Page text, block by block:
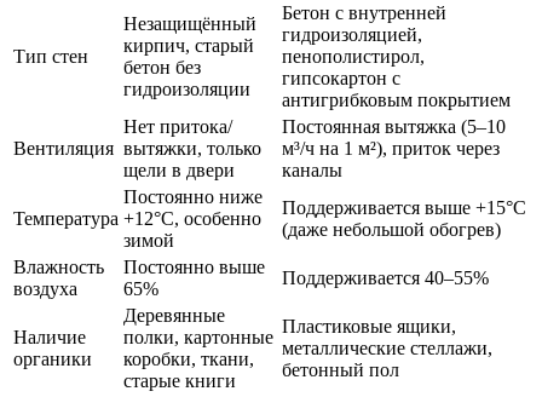
Тип стен
Незащищённый
кирпич, старый
бетон без
гидроизоляции
Бетон с внутренней
гидроизоляцией,
пенополистирол,
гипсокартон с
антигрибковым покрытием
Вентиляция
Нет притока/
вытяжки, только
щели в двери
Постоянная вытяжка (5–10
м³/ч на 1 м²), приток через
каналы
Температура
Постоянно ниже
+12°C, особенно
зимой
Поддерживается выше +15°C
(даже небольшой обогрев)
Влажность
воздуха
Постоянно выше
65%
Поддерживается 40–55%
Наличие
органики
Деревянные
полки, картонные
коробки, ткани,
старые книги
Пластиковые ящики,
металлические стеллажи,
бетонный пол